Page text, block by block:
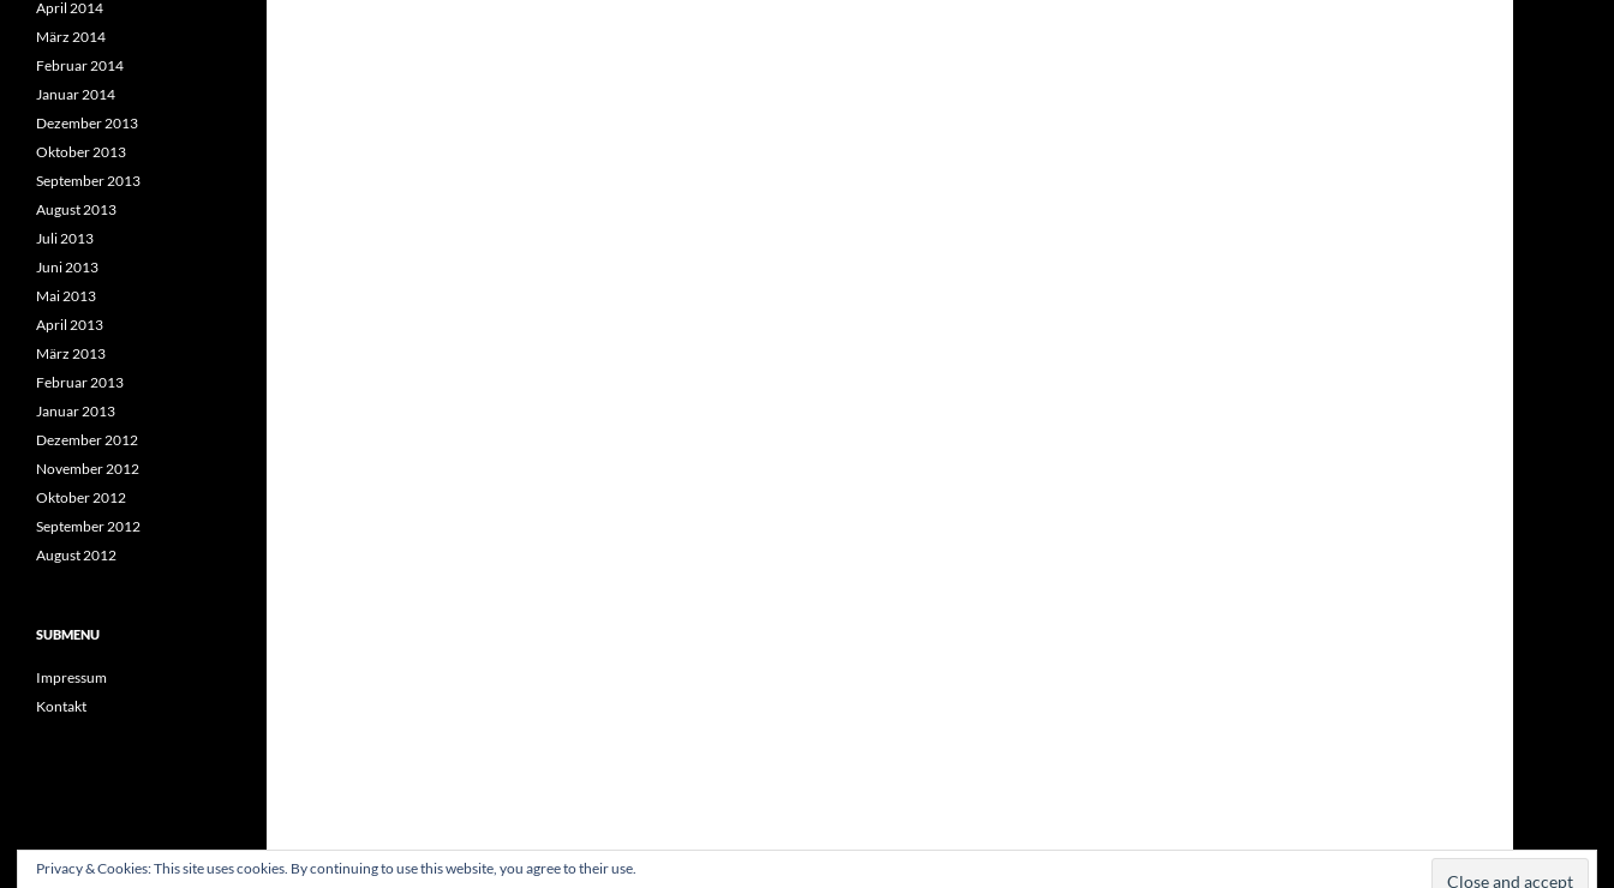
April 2014
März 2014
Februar 2014
Januar 2014
Dezember 2013
Oktober 2013
September 2013
August 2013
Juli 2013
Juni 2013
Mai 2013
April 2013
März 2013
Februar 2013
Januar 2013
Dezember 2012
November 2012
Oktober 2012
September 2012
August 2012
SUBMENU
Impressum
Kontakt
Privacy & Cookies: This site uses cookies. By continuing to use this website, you agree to their use.